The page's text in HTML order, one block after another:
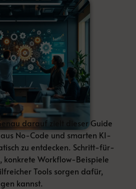
darauf zielt dieser Guide
No-Code und smarten KI-
zu entdecken. Schritt-für-
konkrete Workflow-Beispiele
Tools sorgen dafür,
kannst.